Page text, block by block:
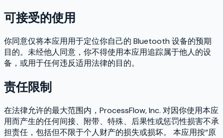
可接受的使用
你同意仅将本应用用于定位你自己的 Bluetooth 设备的预期
目的。未经他人同意，你不得使用本应用追踪属于他人的设
备，或用于任何违反适用法律的目的。
责任限制
在法律允许的最大范围内，ProcessFlow, Inc. 对因你使用本应
用而产生的任何间接、附带、特殊、后果性或惩罚性损害不承
担责任，包括但不限于个人财产的损失或损坏。 本应用按“原